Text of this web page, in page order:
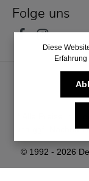
Folge uns
© 1992 - 2026
* Alle Preise inkl.
und ggf.
Diese